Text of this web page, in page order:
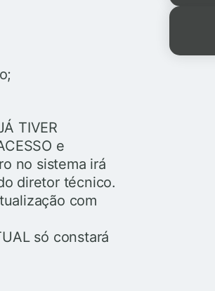
TIVER
e
no sistema irá
diretor técnico.
com
só constará